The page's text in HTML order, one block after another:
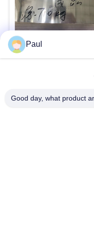
लोकप्रिय
मार्टेंसिटिक स्टेनलेस स्टील
Paul
Good day, what product